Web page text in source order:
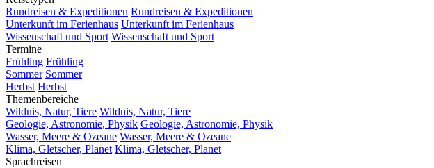
Rundreisen & Expeditionen Rundreisen & Expeditionen
Unterkunft im Ferienhaus Unterkunft im Ferienhaus
Wissenschaft und Sport Wissenschaft und Sport
Termine
Frühling Frühling
Sommer Sommer
Herbst Herbst
Themenbereiche
Wildnis, Natur, Tiere Wildnis, Natur, Tiere
Geologie, Astronomie, Physik Geologie, Astronomie, Physik
Wasser, Meere & Ozeane Wasser, Meere & Ozeane
Klima, Gletscher, Planet Klima, Gletscher, Planet
Sprachreisen